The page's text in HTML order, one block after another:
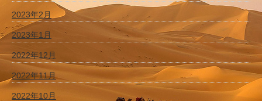
2023年2月
2023年1月
2022年12月
2022年11月
2022年10月